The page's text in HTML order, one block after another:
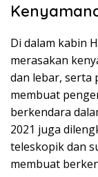
Di dalam kabin
merasakan
dan lebar, serta
membuat
berkendara
2021 juga
teleskopik dan
membuat